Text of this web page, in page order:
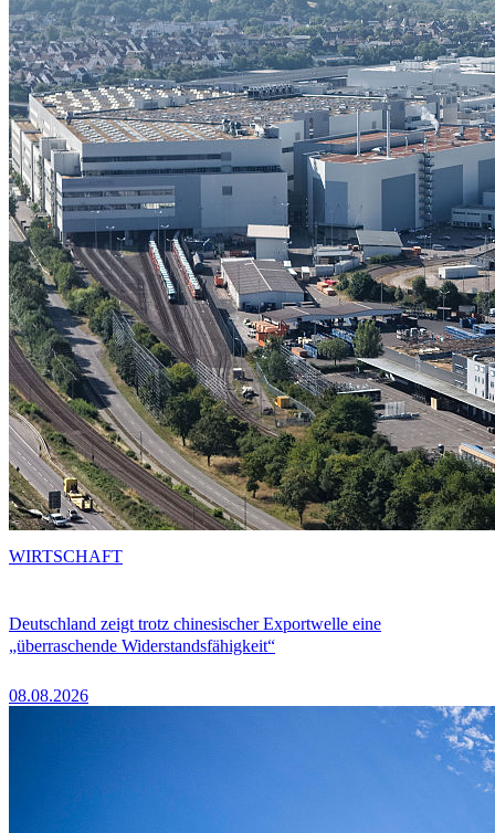
Deutschland zeigt trotz chinesischer Exportwelle eine
„überraschende Widerstandsfähigkeit“
08.08.2026
WIRTSCHAFT